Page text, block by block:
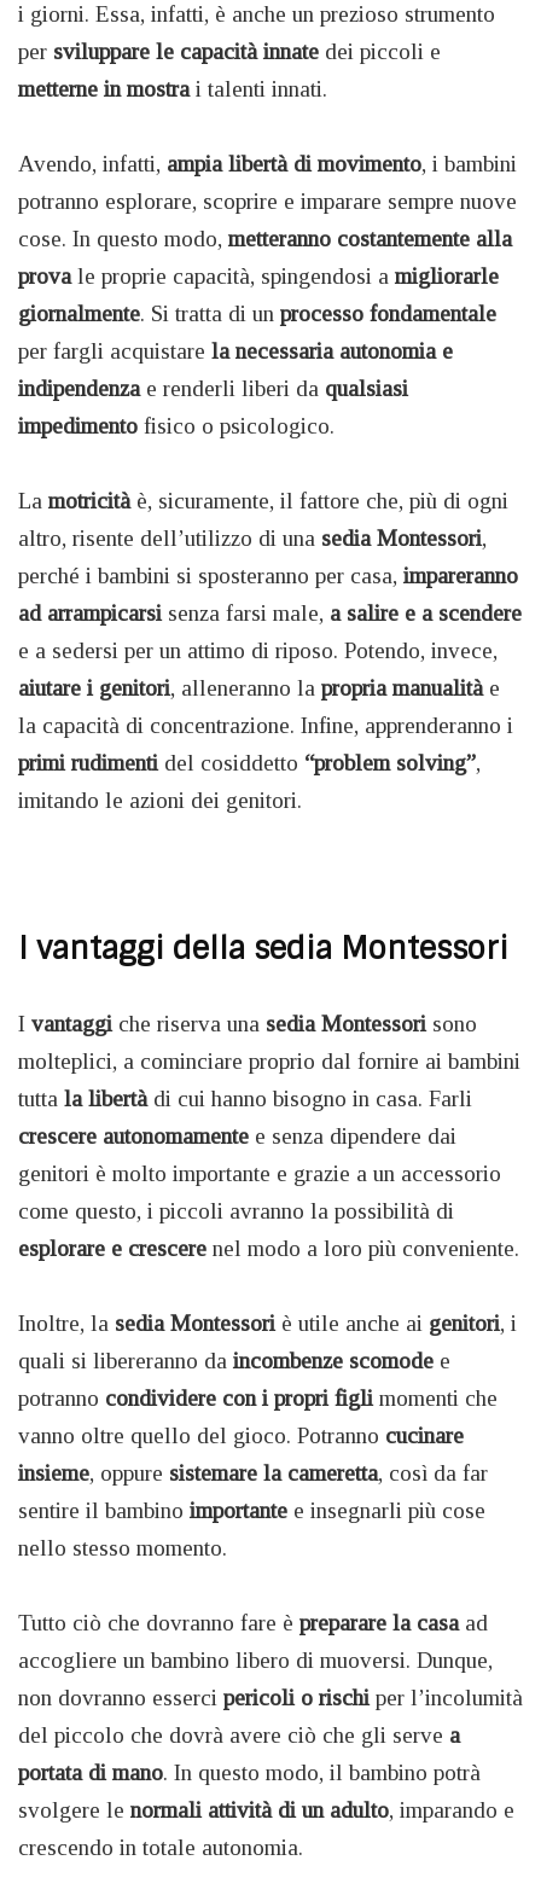
i giorni. Essa, infatti, è anche un prezioso strumento
per sviluppare le capacità innate dei piccoli e
metterne in mostrai talenti innati.
Avendo, infatti, ampia libertà di movimento, i bambini
potranno esplorare, scoprire e imparare sempre nuove
cose. In questo modo, metteranno costantemente alla
provale proprie capacità, spingendosi a migliorarle
giornalmente. Si tratta di un processo fondamentale
per fargli acquistare la necessaria autonomia e
indipendenzae renderli liberi da qualsiasi
impedimento fisico o psicologico.
La motricitàè, sicuramente, il fattore che, più di ogni
altro, risente dell’utilizzo di una sedia Montessori,
perché i bambini si sposteranno per casa, impareranno
ad arrampicarsi senza farsi male, a salire e a scendere
e a sedersi per un attimo di riposo. Potendo, invece,
aiutare i genitori, alleneranno la propria manualitàe
la capacità di concentrazione. Infine, apprenderanno i
primi rudimentidel cosiddetto “problem solving”,
imitando le azioni dei genitori.
I vantaggi della sedia Montessori
I vantaggi che riserva una sedia Montessorisono
molteplici, a cominciare proprio dal fornire ai bambini
tutta la libertàdi cui hanno bisogno in casa. Farli
crescere autonomamente e senza dipendere dai
genitori è molto importante e grazie a un accessorio
come questo, i piccoli avranno la possibilità di
esplorare e crescere nel modo a loro più conveniente.
Inoltre, la sedia Montessoriè utile anche ai genitori, i
quali si libereranno da incombenze scomode e
potranno condividere con i propri figlimomenti che
vanno oltre quello del gioco. Potranno cucinare
insieme, oppure sistemare la cameretta, così da far
sentire il bambino importante e insegnarli più cose
nello stesso momento.
Tutto ciò che dovranno fare è preparare la casaad
accogliere un bambino libero di muoversi. Dunque,
non dovranno esserci pericoli o rischiper l’incolumità
del piccolo che dovrà avere ciò che gli serve a
portata di mano. In questo modo, il bambino potrà
svolgere le normali attività di un adulto, imparando e
crescendo in totale autonomia.